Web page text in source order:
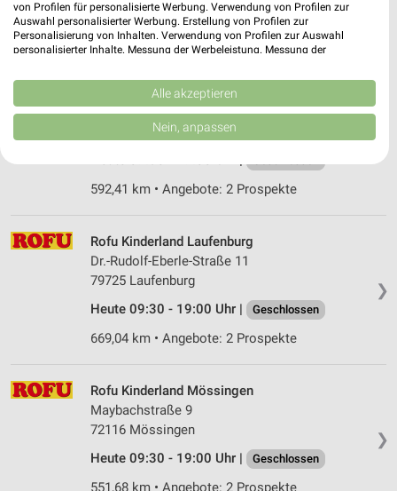
Heute 09:00 - 15:00 Uhr | Geschlossen
572,29 km
❯
Rofu Kinderland Zimmern ob Rottweil
Raiffeisenstraße 9
78658 Zimmern ob Rottweil
592,41 km • Angebote: 2 Prospekte
❯
Rofu Kinderland Laufenburg
Dr.-Rudolf-Eberle-Straße 11
79725 Laufenburg
Heute 09:30 - 19:00 Uhr |
Geschlossen
669,04 km • Angebote: 2 Prospekte
❯
Rofu Kinderland Mössingen
Maybachstraße 9
72116 Mössingen
Heute 09:30 - 19:00 Uhr |
Geschlossen
von Profilen für personalisierte Werbung. Verwendung von Profilen zur
Auswahl personalisierter Werbung. Erstellung von Profilen zur
Personalisierung von Inhalten. Verwendung von Profilen zur Auswahl
personalisierter Inhalte. Messung der Werbeleistung. Messung der
Kombinationen von Daten aus verschiedenen Quellen. Entwicklung und
Verbesserung der Angebote. Verwendung reduzierter Daten zur Auswahl
von Inhalten.
Daten können außerhalb der Europäischen Union weitergegeben und in die
USA gesendet werden.
Website/App.
Partnerliste anzeigen (1 IAB-Anbieter)
IAB-Verarbeitungszwecke:
Speichern von oder Zugriff auf Informationen
auf einem Endgerät
Verwendung reduzierter Daten zur Auswahl von
Werbeanzeigen
Werbung
Verwendung von Profilen zur Auswahl
personalisierter Werbung
Erstellung von Profilen zur Personalisierung
von Inhalten
Alle akzeptieren
Nein, anpassen